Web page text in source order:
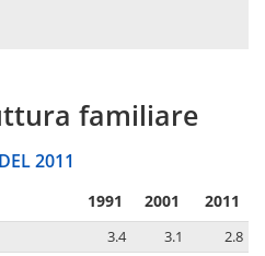
familiare
2011
1991 2001 2011
3.4 3.1
2.8